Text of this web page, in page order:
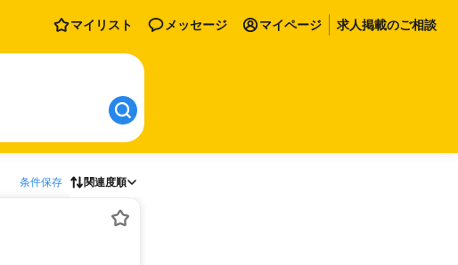
マイリスト メッセージ マイページ 求人掲載のご相談
条件保存 関連度順